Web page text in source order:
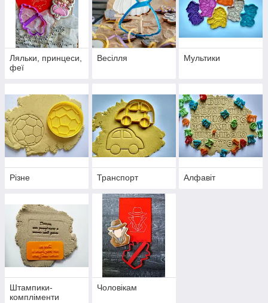
Ляльки, принцеси,
феї
Весілля Мультики
Різне Транспорт Алфавіт
Штампики-
компліменти
Чоловікам